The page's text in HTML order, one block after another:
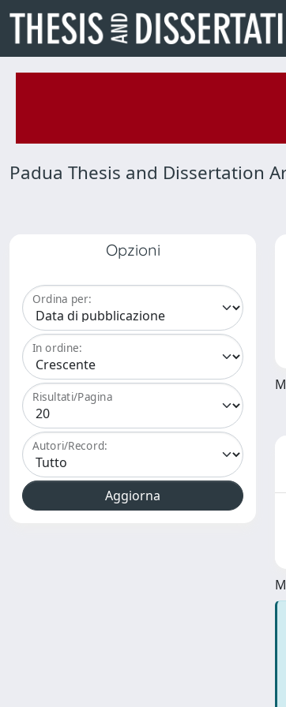
Padua Thesis and Dissertation
Opzioni
Ordina per:
In ordine:
Risultati/Pagina
Autori/Record: